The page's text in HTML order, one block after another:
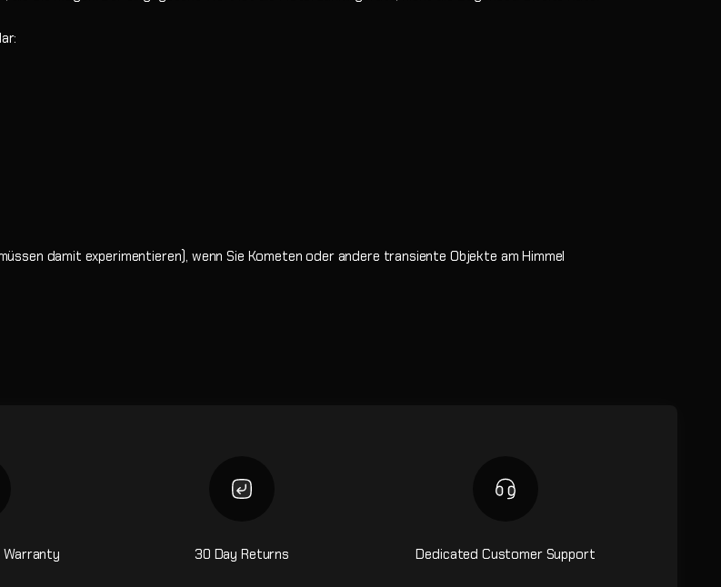
damit experimentieren), wenn Sie Kometen oder andere transiente Objekte am Himmel
Warranty 30 Day Returns Dedicated Customer Support